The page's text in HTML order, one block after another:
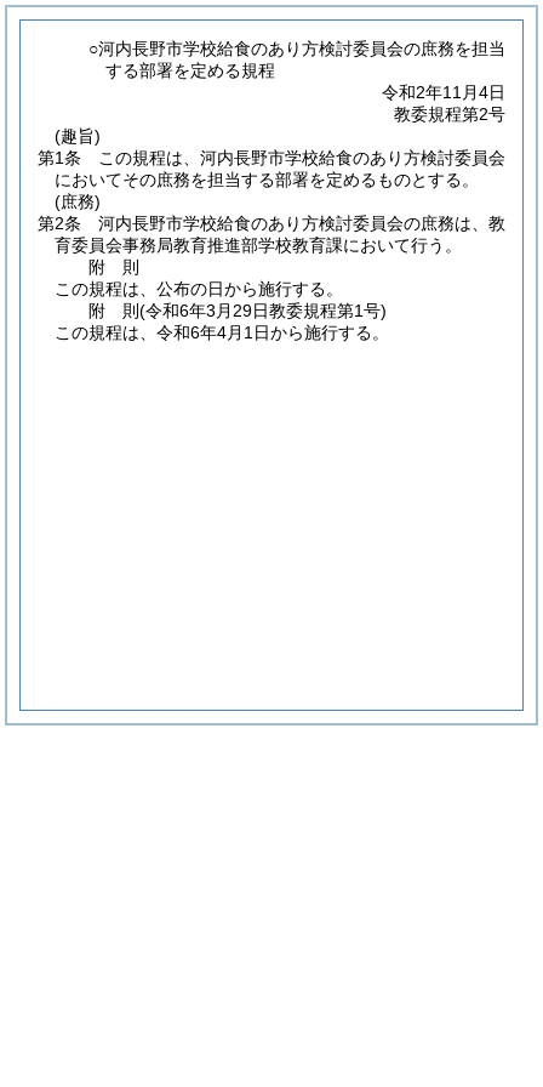
○河内長野市学校給食のあり方検討委員会の庶務を担当
する部署を定める規程
令和2年11月4日
教委規程第2号
(趣旨)
第1条
この規程は、河内長野市学校給食のあり方検討委員会
においてその庶務を担当する部署を定めるものとする。
(庶務)
第2条
河内長野市学校給食のあり方検討委員会の庶務は、教
育委員会事務局教育推進部学校教育課において行う。
附 則
この規程は、公布の日から施行する。
附 則(令和6年3月29日教委規程第1号)
この規程は、令和6年4月1日から施行する。